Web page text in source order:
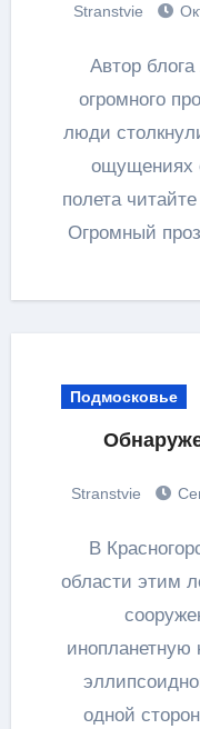
Stranstvie
Автор блога Annet забралась внутрь
огромного
люди
ощущениях
полета
Огромный
Подмосковье
Stranstvie
В Красногорском районе Московской
области этим
инопланетную
одной